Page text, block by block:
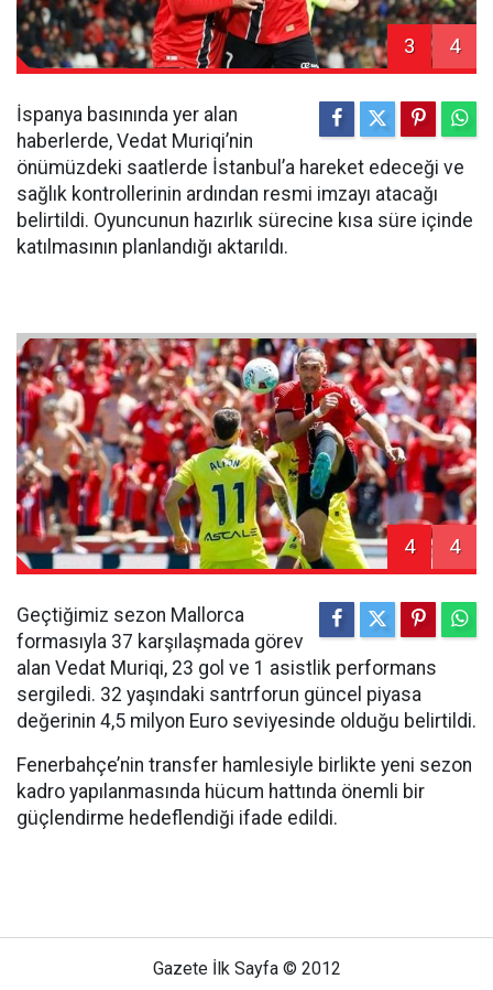
3 4
İspanya basınında yer alan
haberlerde, Vedat Muriqi’nin
önümüzdeki saatlerde İstanbul’a hareket edeceği ve
sağlık kontrollerinin ardından resmi imzayı atacağı
belirtildi. Oyuncunun hazırlık sürecine kısa süre içinde
katılmasının planlandığı aktarıldı.
4 4
Geçtiğimiz sezon Mallorca
formasıyla 37 karşılaşmada görev
alan Vedat Muriqi, 23 gol ve 1 asistlik performans
sergiledi. 32 yaşındaki santrforun güncel piyasa
değerinin 4,5 milyon Euro seviyesinde olduğu belirtildi.
Fenerbahçe’nin transfer hamlesiyle birlikte yeni sezon
kadro yapılanmasında hücum hattında önemli bir
güçlendirme hedeflendiği ifade edildi.
Gazete İlk Sayfa © 2012